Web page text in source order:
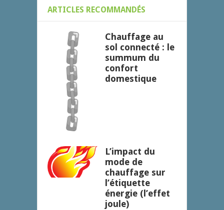
ARTICLES RECOMMANDÉS
Chauffage au
sol connecté : le
summum du
confort
domestique
L’impact du
mode de
chauffage sur
l’étiquette
énergie (l’effet
joule)